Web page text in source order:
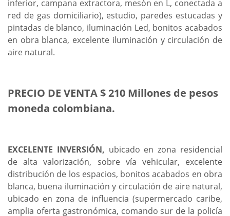
inferior, campana extractora, mesón en L, conectada a
red de gas domiciliario), estudio, paredes estucadas y
pintadas de blanco, iluminación Led, bonitos acabados
en obra blanca, excelente iluminación y circulación de
aire natural.
PRECIO DE VENTA $ 210 Millones de pesos
moneda colombiana.
EXCELENTE INVERSIÓN, ubicado en zona residencial
de alta valorización, sobre vía vehicular, excelente
distribución de los espacios, bonitos acabados en obra
blanca, buena iluminación y circulación de aire natural,
ubicado en zona de influencia (supermercado caribe,
amplia oferta gastronómica, comando sur de la policía